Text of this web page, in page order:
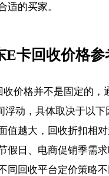
适的买家。
E卡回收价格参
收价格并不是固定的，
浮动，具体取决于以下
值越大，回收折扣相
假日、电商促销季需
同回收平台定价策略不